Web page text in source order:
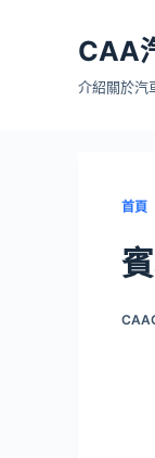
CAA
介紹關於汽
首頁